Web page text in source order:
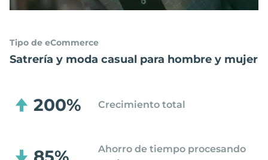
Tipo de eCommerce
Satrería y moda casual para hombre y mujer
200% Crecimiento total
Ahorro de tiempo procesando